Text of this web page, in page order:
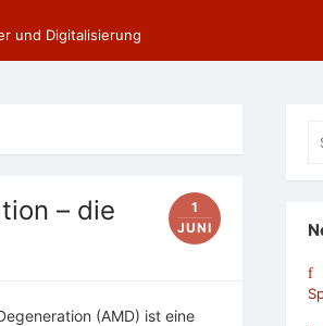
und Digitalisierung
– die
1
JUNI
(AMD) ist eine